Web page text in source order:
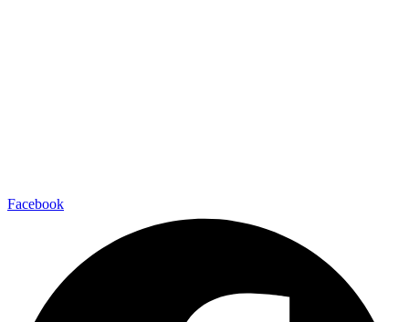
Facebook